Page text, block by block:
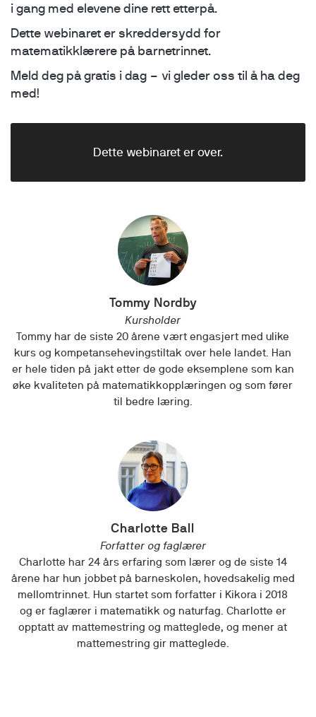
i gang med elevene dine rett etterpå.
Dette webinaret er skreddersydd for
matematikklærere på barnetrinnet.
Meld deg på gratis i dag – vi gleder oss til å ha deg
med!
Dette webinaret er over.
Tommy Nordby
Kursholder
Tommy har de siste 20 årene vært engasjert med ulike
kurs og kompetansehevingstiltak over hele landet. Han
er hele tiden på jakt etter de gode eksemplene som kan
øke kvaliteten på matematikkopplæringen og som fører
til bedre læring.
Charlotte Ball
Forfatter og faglærer
Charlotte har 24 års erfaring som lærer og de siste 14
årene har hun jobbet på barneskolen, hovedsakelig med
mellomtrinnet. Hun startet som forfatter i Kikora i 2018
og er faglærer i matematikk og naturfag. Charlotte er
opptatt av mattemestring og matteglede, og mener at
mattemestring gir matteglede.